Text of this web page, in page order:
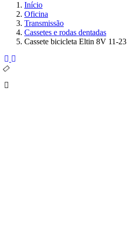
Início
Oficina
Transmissão
Cassetes e rodas dentadas
Cassete bicicleta Eltin 8V 11-23